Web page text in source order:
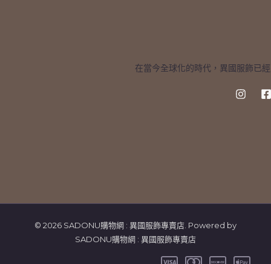
在當今全球化的時代，異國服飾已
© 2026 SADONU購物網 : 異國服飾專賣店. Powered by
SADONU購物網 : 異國服飾專賣店